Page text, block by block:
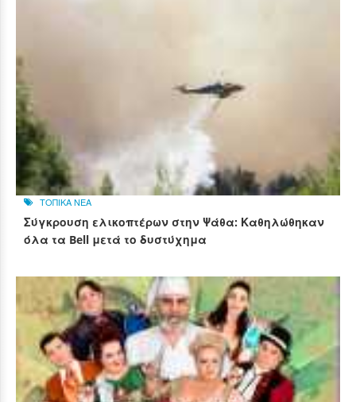
ΤΟΠΙΚΑ ΝΕΑ
Σύγκρουση ελικοπτέρων στην Ψάθα: Καθηλώθηκαν
όλα τα Bell μετά το δυστύχημα